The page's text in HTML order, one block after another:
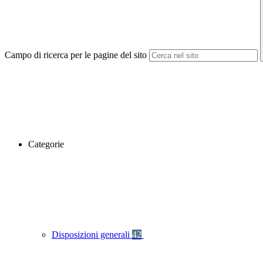
Campo di ricerca per le pagine del sito
Categorie
Disposizioni generali 42